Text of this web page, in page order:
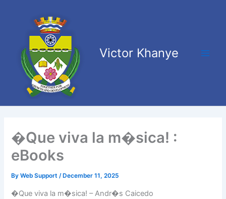
Victor Khanye
�Que viva la m�sica! :
eBooks
ByWeb Support/ December 11, 2025
�Que viva la m�sica! – Andr�s Caicedo